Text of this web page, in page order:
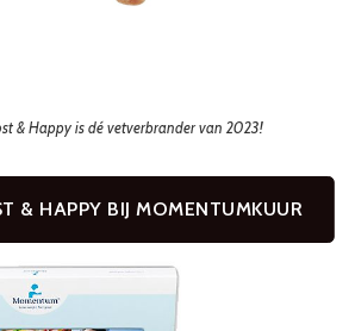
& Happy is dé vetverbrander van 2023!
& HAPPY BIJ MOMENTUMKUUR